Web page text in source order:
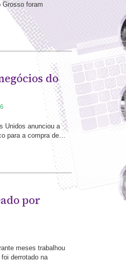
Grosso foram
do
Unidos anunciou a
para a compra de…
por
meses trabalhou
derrotado na